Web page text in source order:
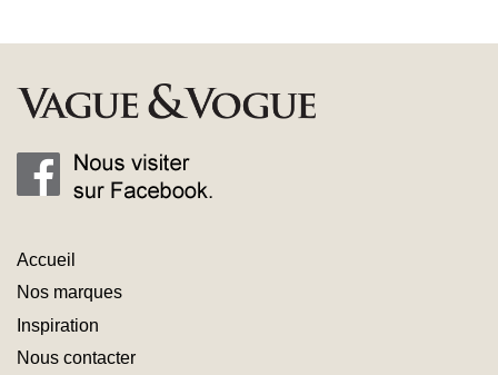
Accueil
Nos marques
Inspiration
Nous contacter